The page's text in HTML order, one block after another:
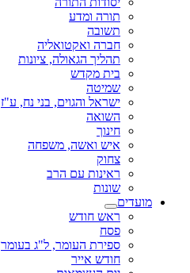
תורה ומדע
תשובה
חברה ואקטואליה
תהליך הגאולה, ציונות
בית מקדש
שמיטה
ישראל והגוים, בני נח, ע"ז
השואה
חינוך
איש ואשה, משפחה
צחוק
ראינות עם הרב
שונות
מועדים
ראש חודש
פסח
ספירת העומר, ל"ג בעומר
חודש אייר